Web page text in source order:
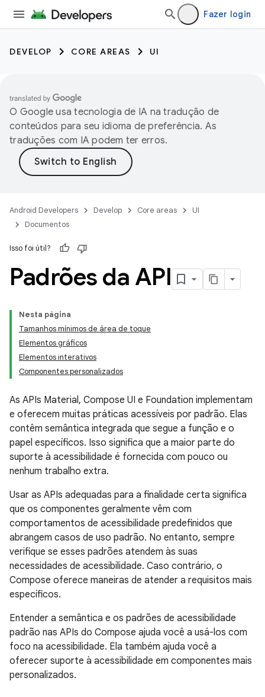
Fazer login
DEVELOP CORE AREAS UI
O Google usa tecnologia de IA na tradução de
conteúdos para seu idioma de preferência. As
traduções com IA podem ter erros.
Android Developers Develop Core areas
UI
Documentos
Isso foi útil?
Padrões da API
Nesta página
Tamanhos mínimos de área de toque
Elementos gráficos
Elementos interativos
Componentes personalizados
As APIs Material, Compose UI e Foundation implementam
e oferecem muitas práticas acessíveis por padrão. Elas
contêm semântica integrada que segue a função e o
papel específicos. Isso significa que a maior parte do
suporte à acessibilidade é fornecida com pouco ou
nenhum trabalho extra.
Usar as APIs adequadas para a finalidade certa significa
que os componentes geralmente vêm com
comportamentos de acessibilidade predefinidos que
abrangem casos de uso padrão. No entanto, sempre
verifique se esses padrões atendem às suas
necessidades de acessibilidade. Caso contrário, o
Compose oferece maneiras de atender a requisitos mais
específicos.
Entender a semântica e os padrões de acessibilidade
padrão nas APIs do Compose ajuda você a usá-los com
foco na acessibilidade. Ela também ajuda você a
oferecer suporte à acessibilidade em componentes mais
personalizados.